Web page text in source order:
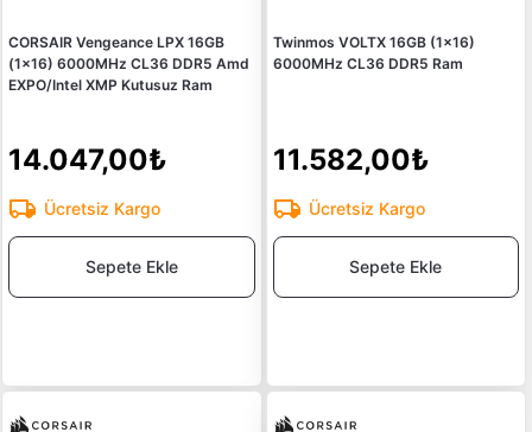
CORSAIR Vengeance LPX 16GB
(1x16) 6000MHz CL36 DDR5 Amd
EXPO/Intel XMP Kutusuz Ram
14.047,00₺
Ücretsiz Kargo
Sepete Ekle
Twinmos VOLTX 16GB (1x16)
6000MHz CL36 DDR5 Ram
11.582,00₺
Ücretsiz Kargo
Sepete Ekle